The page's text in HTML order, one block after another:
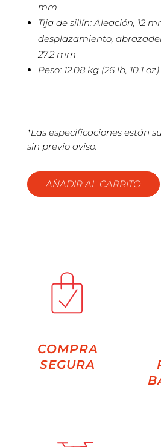
mm
Tija de sillín: Aleación, 12
desplazamiento,
27.2 mm
Peso: 12.08 kg (26 lb, 10.1
*Las especificaciones están
sin previo aviso.
AÑADIR AL CARRITO
COMPRA
SEGURA